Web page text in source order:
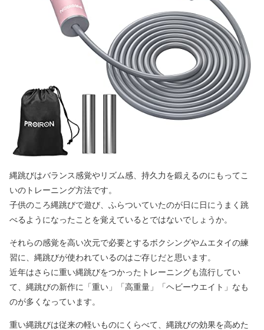
縄跳びはバランス感覚やリズム感、持久力を鍛えるのにもってこ
いのトレーニング方法です。
子供のころ縄跳びで遊び、ふらついていたのが日に日にうまく跳
べるようになったことを覚えているとではないでしょうか。
それらの感覚を高い次元で必要とするボクシングやムエタイの練
習に、縄跳びが使われているのはご存じだと思います。
近年はさらに重い縄跳びをつかったトレーニングも流行してい
て、縄跳びの新作に「重い」「高重量」「ヘビーウエイト」なも
のが多くなっています。
重い縄跳びは従来の軽いものにくらべて、縄跳びの効果を高めた